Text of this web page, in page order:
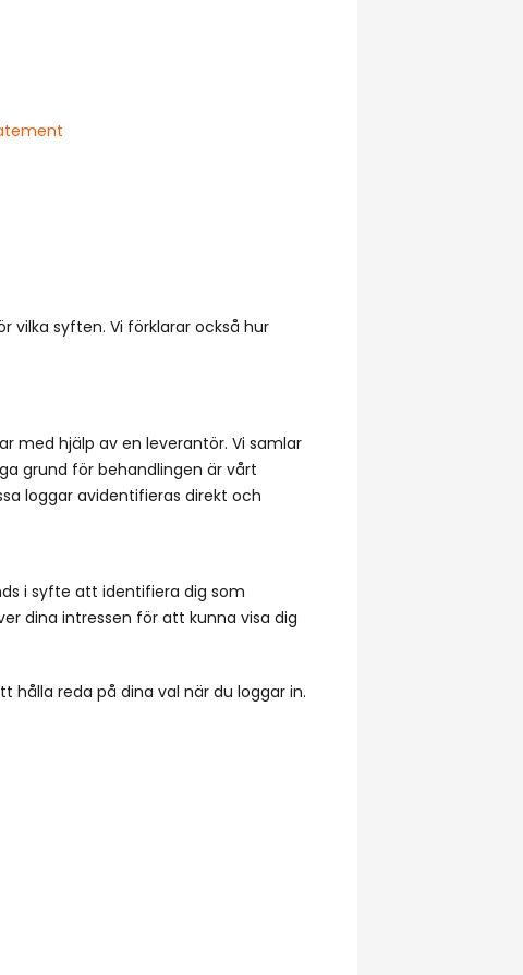
vilka syften. Vi förklarar också hur
med hjälp av en leverantör. Vi samlar
grund för behandlingen är vårt
loggar avidentifieras direkt och
i syfte att identifiera dig som
dina intressen för att kunna visa dig
reda på dina val när du loggar in.